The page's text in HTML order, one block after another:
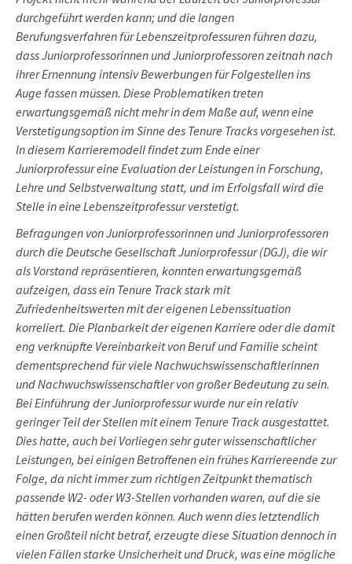
durchgeführt werden kann; und die langen
Berufungsverfahren für Lebenszeitprofessuren führen dazu,
dass Juniorprofessorinnen und Juniorprofessoren zeitnah nach
ihrer Ernennung intensiv Bewerbungen für Folgestellen ins
Auge fassen müssen. Diese Problematiken treten
erwartungsgemäß nicht mehr in dem Maße auf, wenn eine
Verstetigungsoption im Sinne des Tenure Tracks vorgesehen ist.
In diesem Karrieremodell findet zum Ende einer
Juniorprofessur eine Evaluation der Leistungen in Forschung,
Lehre und Selbstverwaltung statt, und im Erfolgsfall wird die
Stelle in eine Lebenszeitprofessur verstetigt.
Befragungen von Juniorprofessorinnen und Juniorprofessoren
durch die Deutsche Gesellschaft Juniorprofessur (DGJ), die wir
als Vorstand repräsentieren, konnten erwartungsgemäß
aufzeigen, dass ein Tenure Track stark mit
Zufriedenheitswerten mit der eigenen Lebenssituation
korreliert. Die Planbarkeit der eigenen Karriere oder die damit
eng verknüpfte Vereinbarkeit von Beruf und Familie scheint
dementsprechend für viele Nachwuchswissenschaftlerinnen
und Nachwuchswissenschaftler von großer Bedeutung zu sein.
Bei Einführung der Juniorprofessur wurde nur ein relativ
geringer Teil der Stellen mit einem Tenure Track ausgestattet.
Dies hatte, auch bei Vorliegen sehr guter wissenschaftlicher
Leistungen, bei einigen Betroffenen ein frühes Karriereende zur
Folge, da nicht immer zum richtigen Zeitpunkt thematisch
passende W2- oder W3-Stellen vorhanden waren, auf die sie
hätten berufen werden können. Auch wenn dies letztendlich
einen Großteil nicht betraf, erzeugte diese Situation dennoch in
vielen Fällen starke Unsicherheit und Druck, was eine mögliche